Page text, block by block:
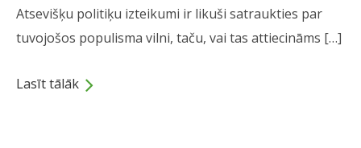
Atsevišķu politiķu izteikumi ir likuši satraukties par
tuvojošos populisma vilni, taču, vai tas attiecināms […]
Lasīt tālāk